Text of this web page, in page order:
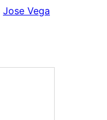
Jose Vega